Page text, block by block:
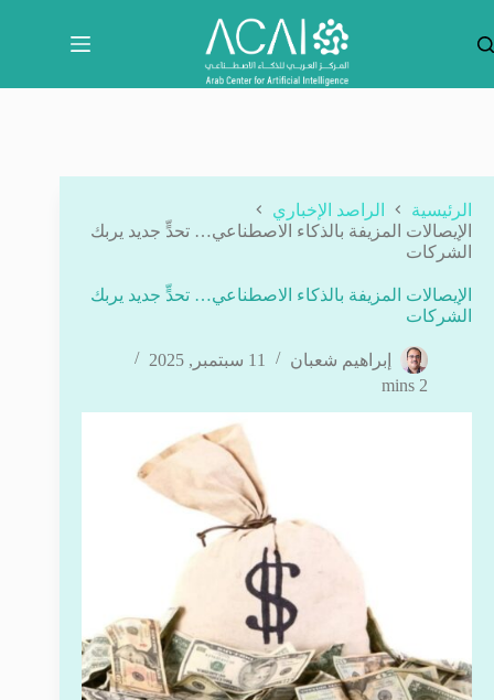
المحتوى
الرئيسية
الراصد الإخباري
الإيصالات المزيفة بالذكاء الاصطناعي… تحدٍّ جديد يربك
الشركات
الإيصالات المزيفة بالذكاء الاصطناعي… تحدٍّ جديد يربك
الشركات
إبراهيم شعبان
11 سبتمبر, 2025
2 mins